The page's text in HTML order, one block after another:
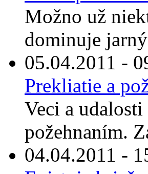
Možno už
dominuje
05.04.2011 -
Prekliatie a
Veci a
požehnaním.
04.04.2011 -